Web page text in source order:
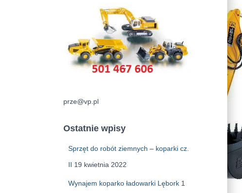
prze@vp.pl
Ostatnie wpisy
Sprzęt do robót ziemnych – koparki cz.
II 19 kwietnia 2022
Wynajem koparko ładowarki Lębork 1